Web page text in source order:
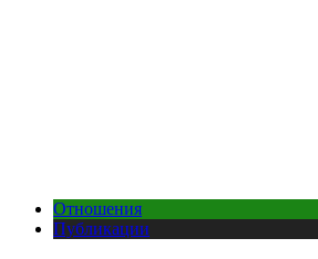
Отношения
Публикации